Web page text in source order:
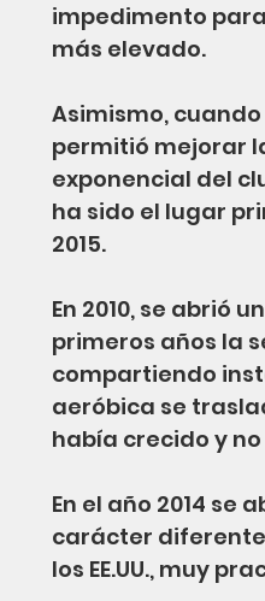
impedimento
más elevado.
Asimismo,
permitió mejorar
exponencial del
ha sido el lugar
2015.
En 2010, se abrió
primeros años la
compartiendo
aeróbica se
había crecido y
En el año 2014 se
carácter
los EE.UU., muy